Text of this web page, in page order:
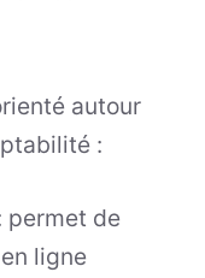
autour
:
de
ligne